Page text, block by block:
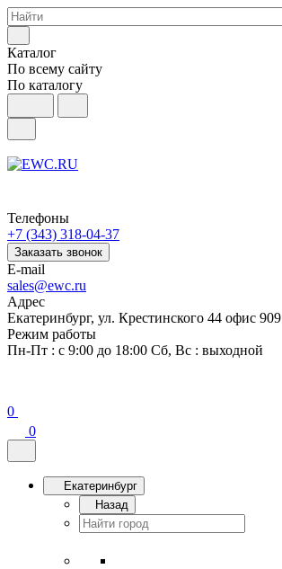
Каталог
По всему сайту
По каталогу
Телефоны
+7 (343) 318-04-37
Заказать звонок
E-mail
sales@ewc.ru
Адрес
Екатеринбург, ул. Крестинского 44 офис 909
Режим работы
Пн-Пт : с 9:00 до 18:00 Сб, Вс : выходной
0
0
Екатеринбург
Назад